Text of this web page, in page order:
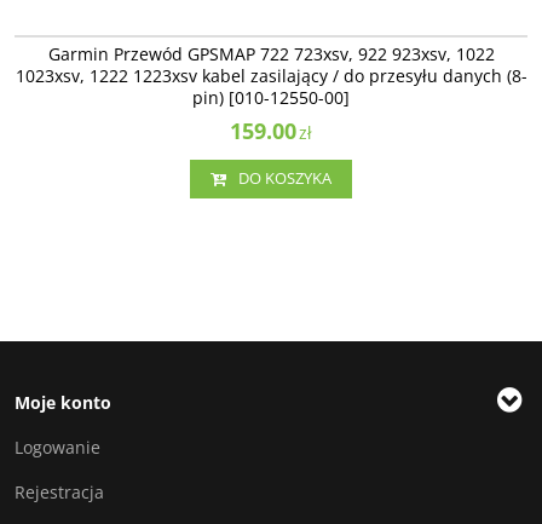
Garmin Przewód GPSMAP 722 723xsv, 922 923xsv, 1022
1023xsv, 1222 1223xsv kabel zasilający / do przesyłu danych (8-
pin) [010-12550-00]
159.00zł
DO KOSZYKA
Moje konto
Logowanie
Rejestracja